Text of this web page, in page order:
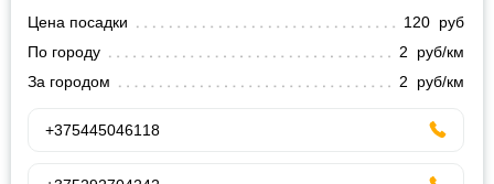
Цена посадки
120 руб
По городу
2 руб/км
За городом
2 руб/км
+375445046118